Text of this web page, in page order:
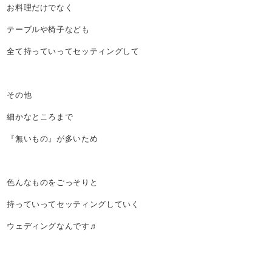
お料理だけでなく
テーブルや椅子なども
全て持っていってセッティングして
その他
細かなところまで
『無いもの』が多いため
色んなものをごっそりと
持っていってセッティングしていく
ウェディングなんです♬